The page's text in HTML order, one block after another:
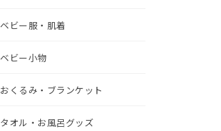
ベビー服・肌着
ベビー小物
おくるみ・ブランケット
タオル・お風呂グッズ